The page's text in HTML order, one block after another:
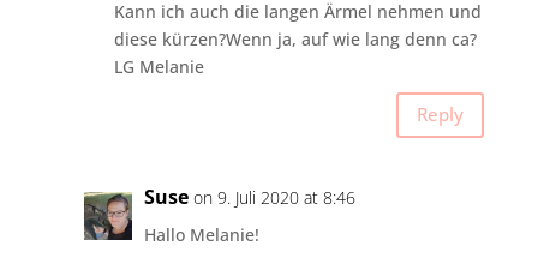
Kann ich auch die langen Ärmel nehmen und
diese kürzen?Wenn ja, auf wie lang denn ca?
LG Melanie
Reply
Suse on 9. Juli 2020 at 8:46
Hallo Melanie!